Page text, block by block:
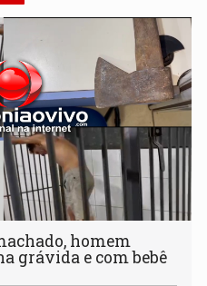
homem
grávida e com bebê